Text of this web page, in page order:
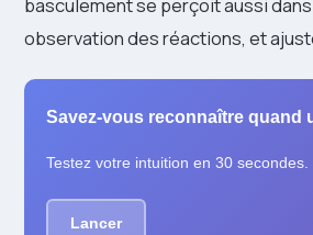
basculement se perçoit aussi
observation des réactions, et
Savez-vous reconnaître quand
Testez votre intuition en 30 secondes.
Lancer